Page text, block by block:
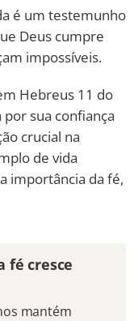
é um testemunho
Deus cumpre
impossíveis.
Hebreus 11 do
sua confiança
crucial na
de vida
importância da fé,
fé cresce
mantém